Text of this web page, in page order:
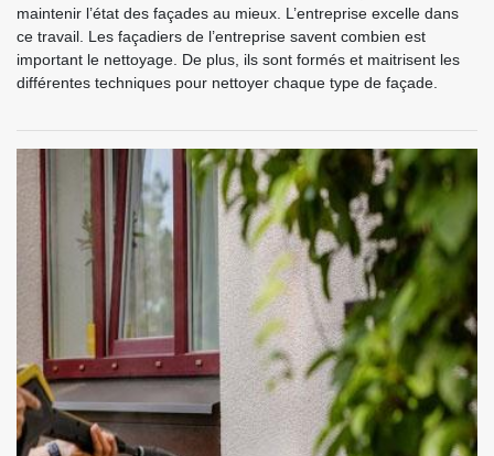
maintenir l’état des façades au mieux. L’entreprise excelle dans
ce travail. Les façadiers de l’entreprise savent combien est
important le nettoyage. De plus, ils sont formés et maitrisent les
différentes techniques pour nettoyer chaque type de façade.